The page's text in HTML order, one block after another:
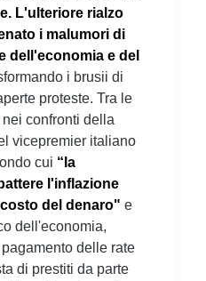
L'ulteriore rialzo
i malumori di
dell'economia e del
i brusii di
proteste. Tra le
confronti della
vicepremier italiano
cui “ la
l'inflazione
del denaro" e
dell'economia,
delle rate
di prestiti da parte